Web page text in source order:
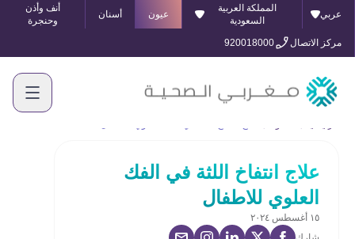
عربي
المملكة العربية
السعودية
عيون أسنان
أنف وأذن
وحنجرة
مركز الاتصال
920018000
علاج انتفاخ اللثة في الفك
العلوي للاطفال
١٥ أغسطس ٢٠٢٤